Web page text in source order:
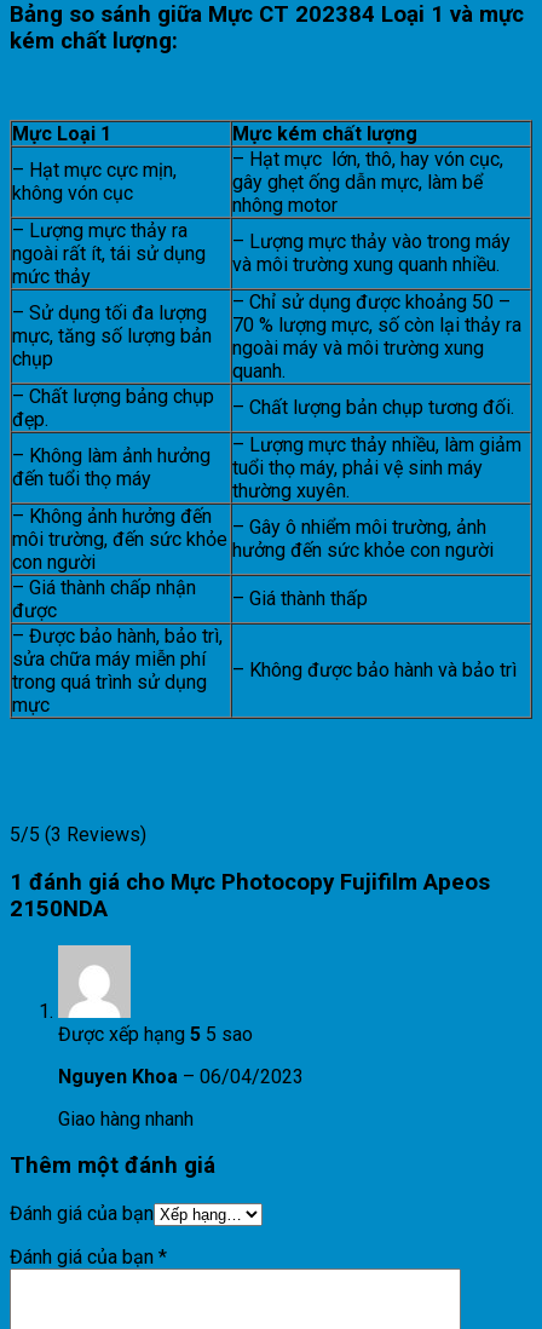
Bảng so sánh giữa Mực CT 202384 Loại 1 và mực
kém chất lượng:
Mực Loại 1
Mực kém chất lượng
– Hạt mực cực mịn,
không vón cục
– Hạt mực lớn, thô, hay vón cục,
gây ghẹt ống dẫn mực, làm bể
nhông motor
– Lượng mực thảy ra
ngoài rất ít, tái sử dụng
mức thảy
– Lượng mực thảy vào trong máy
và môi trường xung quanh nhiều.
– Sử dụng tối đa lượng
mực, tăng số lượng bản
chụp
– Chỉ sử dụng được khoảng 50 –
70 % lượng mực, số còn lại thảy ra
ngoài máy và môi trường xung
quanh.
– Chất lượng bảng chụp
đẹp.
– Chất lượng bản chụp tương đối.
– Không làm ảnh hưởng
đến tuổi thọ máy
– Lượng mực thảy nhiều, làm giảm
tuổi thọ máy, phải vệ sinh máy
thường xuyên.
– Không ảnh hưởng đến
môi trường, đến sức khỏe
con người
– Gây ô nhiểm môi trường, ảnh
hưởng đến sức khỏe con người
– Giá thành chấp nhận
được
– Giá thành thấp
– Được bảo hành, bảo trì,
sửa chữa máy miễn phí
trong quá trình sử dụng
mực
– Không được bảo hành và bảo trì
5/5 (3 Reviews)
1 đánh giá cho Mực Photocopy Fujifilm Apeos
2150NDA
Được xếp hạng 5 5 sao
Nguyen Khoa – 06/04/2023
Giao hàng nhanh
Thêm một đánh giá
Đánh giá của bạn
Đánh giá của bạn *